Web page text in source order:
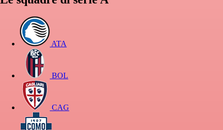
ATA
BOL
CAG